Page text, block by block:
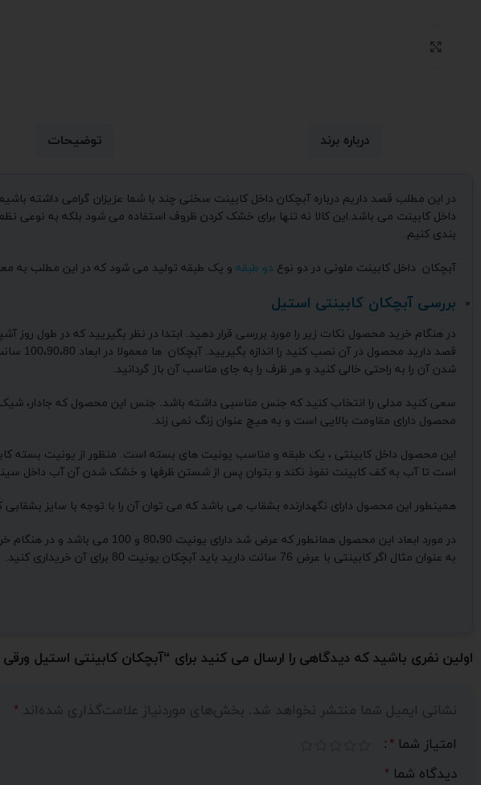
توضیحات درباره برند
در این مطلب قصد داریم درباره آبچکان داخل کابینت سخنی چند با شما عزیزان گرامی
داخل کابینت می باشد.این کالا نه تنها برای خشک کردن ظروف استفاده می شود بلکه به
بندی کنیم.
آبچکان داخل کابینت ملونی در دو نوع دو طبقه و یک طبقه تولید می شود که در این مطلب به
بررسی آبچکان کابینتی استیل
در هنگام خرید محصول نکات زیر را مورد بررسی قرار دهید. ابتدا در نظر بگیریید که در طول
قصد
شدن آن را به راحتی خالی کنید و هر ظرف را به جای مناسب آن باز گردانید.
محصول دارای مقاومت بالایی است و به هیچ عنوان زنگ نمی زند.
این محصول داخل کابینتی ، یک طبقه و مناسب یونیت های بسته است. منظور از یونیت بسته
است تا آب به کف کابینت نفوذ نکند و بتوان پس از شستن ظرفها و خشک شدن آن آب داخل سینی
همینطور این محصول دارای نگهدارنده بشقاب می باشد که می توان آن را با توجه با سایز
به عنوان مثال اگر کابینتی با عرض 76 سانت دارید باید آبچکان یونیت 80 برای آن خریداری کنید.
اولین نفری باشید که دیدگاهی را ارسال می کنید برای “آبچکان کابینتی استیل
نشانی ایمیل شما منتشر نخواهد شد. بخش‌های موردنیاز علامت‌گذاری شده‌اند *
امتیاز شما *
دیدگاه شما *